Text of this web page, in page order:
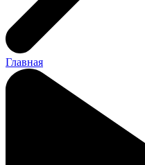
Главная